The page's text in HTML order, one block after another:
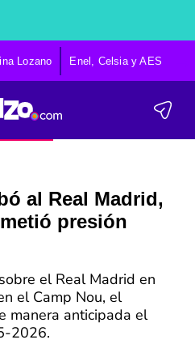
Lozano Enel, Celsia y AES
al Real Madrid,
presión
el Real Madrid en
el Camp Nou, el
manera anticipada el
2026.